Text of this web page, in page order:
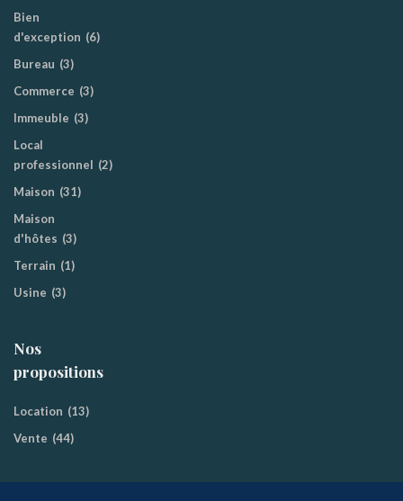
Bien
d'exception (6)
Bureau (3)
Commerce (3)
Immeuble (3)
Local
professionnel (2)
Maison (31)
Maison
d'hôtes (3)
Terrain (1)
Usine (3)
Nos
propositions
Location (13)
Vente (44)